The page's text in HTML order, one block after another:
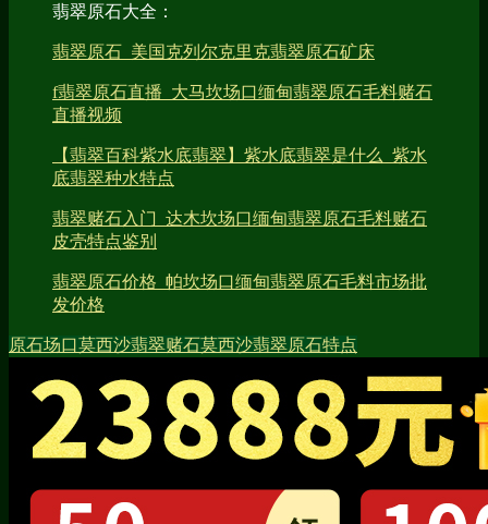
翡翠原石大全：
翡翠原石_美国克列尔克里克翡翠原石矿床
f翡翠原石直播_大马坎场口缅甸翡翠原石毛料赌石
直播视频
【翡翠百科紫水底翡翠】紫水底翡翠是什么_紫水
底翡翠种水特点
翡翠赌石入门_达木坎场口缅甸翡翠原石毛料赌石
皮壳特点鉴别
翡翠原石价格_帕坎场口缅甸翡翠原石毛料市场批
发价格
原石场口莫西沙翡翠赌石莫西沙翡翠原石特点